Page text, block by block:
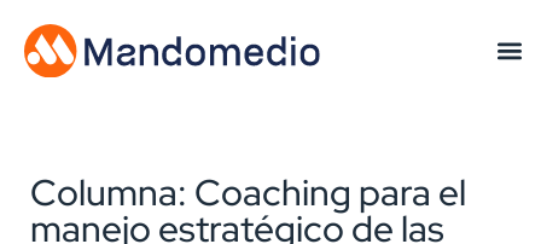
Columna: Coaching para el
manejo estratégico de las